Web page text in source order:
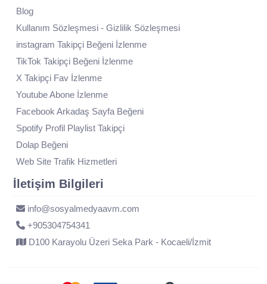
Blog
Kullanım Sözleşmesi - Gizlilik Sözleşmesi
instagram Takipçi Beğeni İzlenme
TikTok Takipçi Beğeni İzlenme
X Takipçi Fav İzlenme
Youtube Abone İzlenme
Facebook Arkadaş Sayfa Beğeni
Spotify Profil Playlist Takipçi
Dolap Beğeni
Web Site Trafik Hizmetleri
İletişim Bilgileri
info@sosyalmedyaavm.com
+905304754341
D100 Karayolu Üzeri Seka Park - Kocaeli/İzmit